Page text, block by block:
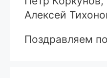
Алексей
Поздравляем